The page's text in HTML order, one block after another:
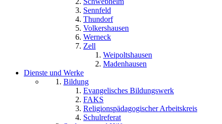
Sennfeld
Thundorf
Volkershausen
Werneck
Zell
Weipoltshausen
Madenhausen
Dienste und Werke
Bildung
Evangelisches Bildungswerk
FAKS
Religionspädagogischer Arbeitskreis
Schulreferat